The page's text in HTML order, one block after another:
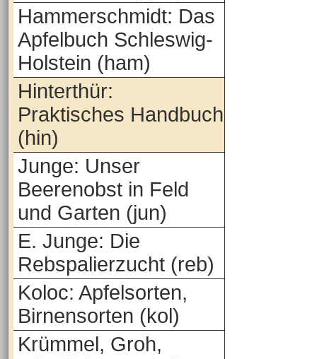
Hammerschmidt: Das
Apfelbuch Schleswig-
Holstein (ham)
Hinterthür:
Praktisches Handbuch
(hin)
Junge: Unser
Beerenobst in Feld
und Garten (jun)
E. Junge: Die
Rebspalierzucht (reb)
Koloc: Apfelsorten,
Birnensorten (kol)
Krümmel, Groh,